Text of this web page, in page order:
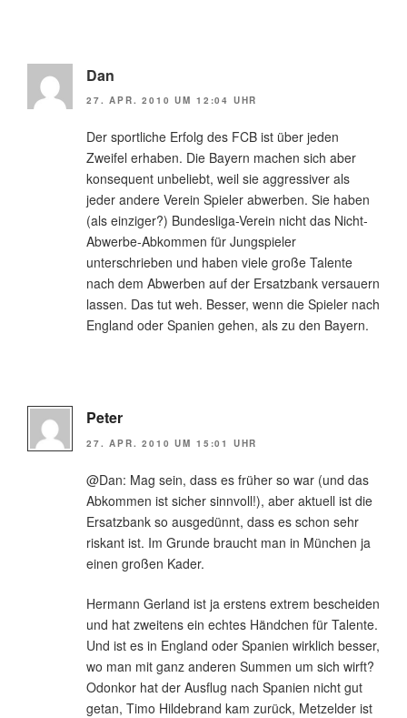
Dan
27. APR. 2010 UM 12:04 UHR
Der sportliche Erfolg des FCB ist über jeden
Zweifel erhaben. Die Bayern machen sich aber
konsequent unbeliebt, weil sie aggressiver als
jeder andere Verein Spieler abwerben. Sie haben
(als einziger?) Bundesliga-Verein nicht das Nicht-
Abwerbe-Abkommen für Jungspieler
unterschrieben und haben viele große Talente
nach dem Abwerben auf der Ersatzbank versauern
lassen. Das tut weh. Besser, wenn die Spieler nach
England oder Spanien gehen, als zu den Bayern.
Peter
27. APR. 2010 UM 15:01 UHR
@Dan: Mag sein, dass es früher so war (und das
Abkommen ist sicher sinnvoll!), aber aktuell ist die
Ersatzbank so ausgedünnt, dass es schon sehr
riskant ist. Im Grunde braucht man in München ja
einen großen Kader.
Hermann Gerland ist ja erstens extrem bescheiden
und hat zweitens ein echtes Händchen für Talente.
Und ist es in England oder Spanien wirklich besser,
wo man mit ganz anderen Summen um sich wirft?
Odonkor hat der Ausflug nach Spanien nicht gut
getan, Timo Hildebrand kam zurück, Metzelder ist